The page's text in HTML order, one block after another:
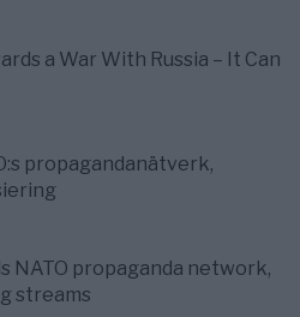
a War With Russia – It Can
propagandanätverk,
NATO propaganda network,
streams